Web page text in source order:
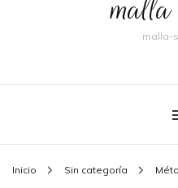
malla
malla-
Inicio Sin categoría